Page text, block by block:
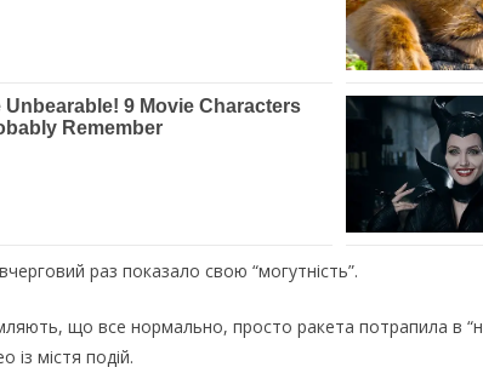
раз показало свою “могутність”.
що все нормально, просто ракета потрапила в
із містя подій.